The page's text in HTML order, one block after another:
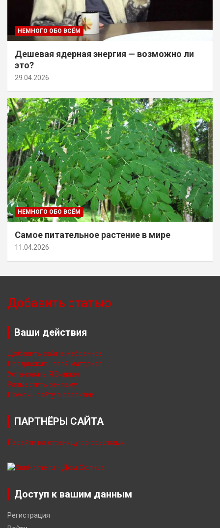
НЕМНОГО ОБО ВСЁМ
Дешевая ядерная энергия — возможно ли
это?
29.04.2026
НЕМНОГО ОБО ВСЁМ
Самое питательное растение в мире
11.04.2026
Добавить статью
Ваши действия
Добавить сайт в избранное
Предложить свой материал
Установить Я.Виджет
Разместить рекламу
Помочь сайту в развитии
ПАРТНЁРЫ САЙТА
Перейти на страницу со ссылками
Доступ к вашим данным
Регистрация